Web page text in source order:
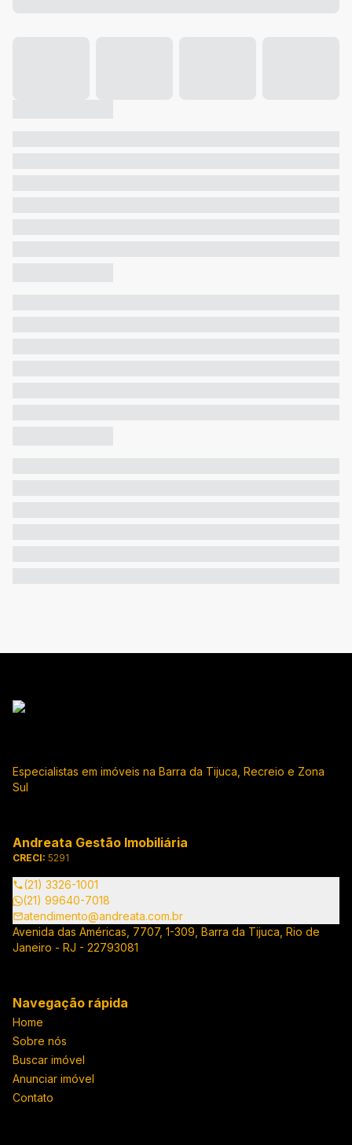
Especialistas em imóveis na Barra da Tijuca, Recreio e Zona
Sul
Andreata Gestão Imobiliária
CRECI: 5291
(21) 3326-1001
(21) 99640-7018
atendimento@andreata.com.br
Avenida das Américas, 7707, 1-309, Barra da Tijuca, Rio de
Janeiro - RJ - 22793081
Navegação rápida
Home
Sobre nós
Buscar imóvel
Anunciar imóvel
Contato